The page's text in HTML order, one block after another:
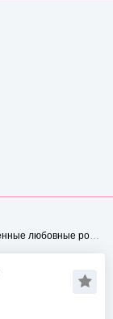
любовные романы